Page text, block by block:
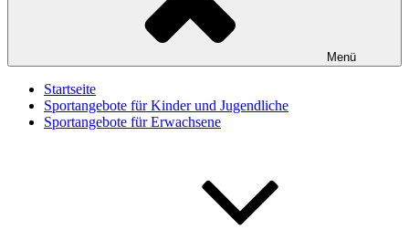
Menü
Startseite
Sportangebote für Kinder und Jugendliche
Sportangebote für Erwachsene